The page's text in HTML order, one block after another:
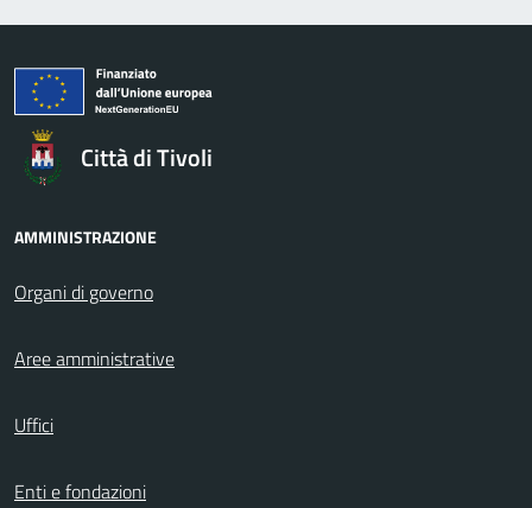
Città di Tivoli
AMMINISTRAZIONE
Organi di governo
Aree amministrative
Uffici
Enti e fondazioni